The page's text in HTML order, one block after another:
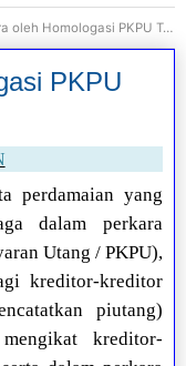
oleh Homologasi PKPU Tetap
PKPU
perdamaian yang
dalam perkara
Utang / PKPU),
kreditor-kreditor
piutang)
kreditor-